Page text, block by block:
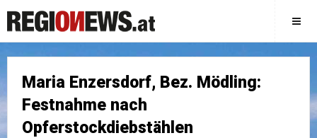
Maria Enzersdorf, Bez. Mödling:
Festnahme nach
Opferstockdiebstählen